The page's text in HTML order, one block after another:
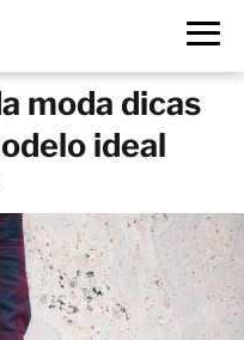
moda dicas
ideal